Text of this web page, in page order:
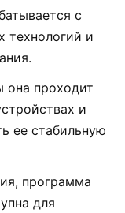
с
технологий и
она проходит
и
ее стабильную
программа
для